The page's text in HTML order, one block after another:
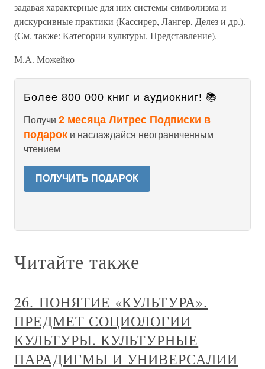
задавая характерные для них системы символизма и
дискурсивные практики (Кассирер, Лангер, Делез и др.).
(См. также: Категории культуры, Представление).
М.А. Можейко
Более 800 000 книг и аудиокниг! 📚
Получи 2 месяца Литрес Подписки в
подарок и наслаждайся неограниченным
чтением
ПОЛУЧИТЬ ПОДАРОК
Читайте также
26. ПОНЯТИЕ «КУЛЬТУРА».
ПРЕДМЕТ СОЦИОЛОГИИ
КУЛЬТУРЫ. КУЛЬТУРНЫЕ
ПАРАДИГМЫ И УНИВЕРСАЛИИ